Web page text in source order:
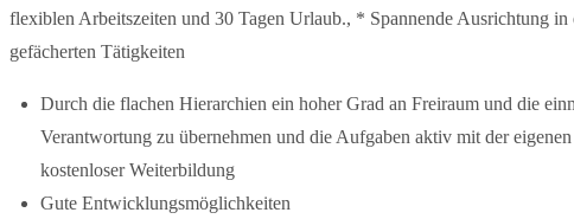
flexiblen Arbeitszeiten und 30 Tagen Urlaub., * Spannende Ausrichtung
gefächerten Tätigkeiten
Durch die flachen Hierarchien ein hoher Grad an Freiraum und die
Verantwortung zu übernehmen und die Aufgaben aktiv mit der
kostenloser Weiterbildung
Gute Entwicklungsmöglichkeiten